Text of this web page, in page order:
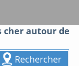
cher autour de
Rechercher